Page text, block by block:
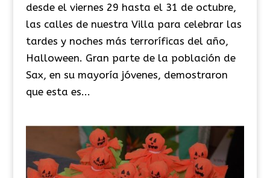
desde el viernes 29 hasta el 31 de octubre,
las calles de nuestra Villa para celebrar las
tardes y noches más terroríficas del año,
Halloween. Gran parte de la población de
Sax, en su mayoría jóvenes, demostraron
que esta es...